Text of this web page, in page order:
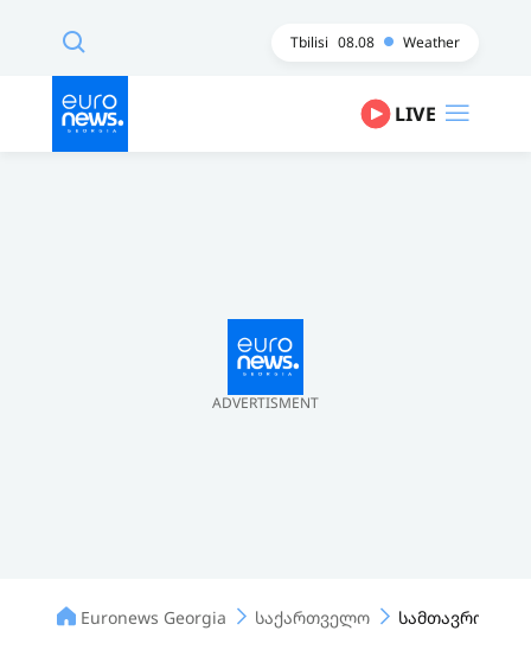
Tbilisi 08.08 Weather
LIVE
ADVERTISMENT
Euronews Georgia საქართველო სამთავრობო